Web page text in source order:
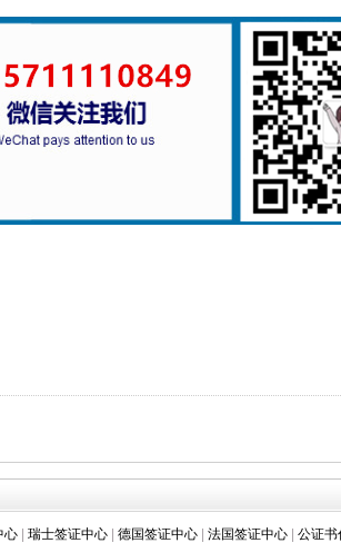
心 瑞士签证中心 德国签证中心 法国签证中心 公证书